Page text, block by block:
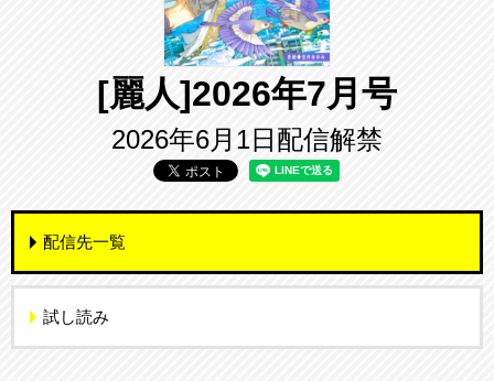
[麗人]2026年7月号
2026年6月1日配信解禁
配信先一覧
試し読み